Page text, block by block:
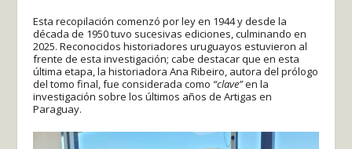
Esta recopilación comenzó por ley en 1944 y desde la
década de 1950 tuvo sucesivas ediciones, culminando en
2025. Reconocidos historiadores uruguayos estuvieron al
frente de esta investigación; cabe destacar que en esta
última etapa, la historiadora Ana Ribeiro, autora del prólogo
del tomo final, fue considerada como “clave”en la
investigación sobre los últimos años de Artigas en
Paraguay.